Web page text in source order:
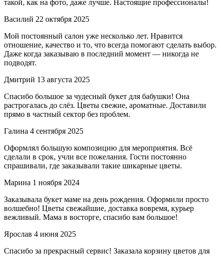
такой, как на фото, даже лучше. Настоящие профессионалы!
Василий 22 октября 2025
Мой постоянный салон уже несколько лет. Нравится
отношение, качество и то, что всегда помогают сделать выбор.
Даже когда заказываю в последний момент — никогда не
подводят.
Дмитрий 13 августа 2025
Спасибо большое за чудесный букет для бабушки! Она
растрогалась до слёз. Цветы свежие, ароматные. Доставили
прямо в частный сектор без проблем.
Галина 4 сентября 2025
Оформлял большую композицию для мероприятия. Всё
сделали в срок, учли все пожелания. Гости постоянно
спрашивали, где заказывали такие шикарные цветы.
Марина 1 ноября 2024
Заказывала букет маме на день рождения. Оформили просто
волшебно! Цветы свежайшие, доставка вовремя, курьер
вежливый. Мама в восторге, спасибо вам большое!
Ярослав 4 июня 2025
Спасибо за прекрасный сервис! Заказала корзину цветов для